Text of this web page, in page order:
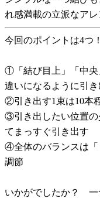
れ感満載の立派なアレ
今回のポイントは4つ！
①「結び目上」「中央
違いになるように引き
②引き出す1束は10本
③引き出したい位置の
てまっすぐ引き出す
④全体のバランスは「
調節
いかがでしたか？ 一